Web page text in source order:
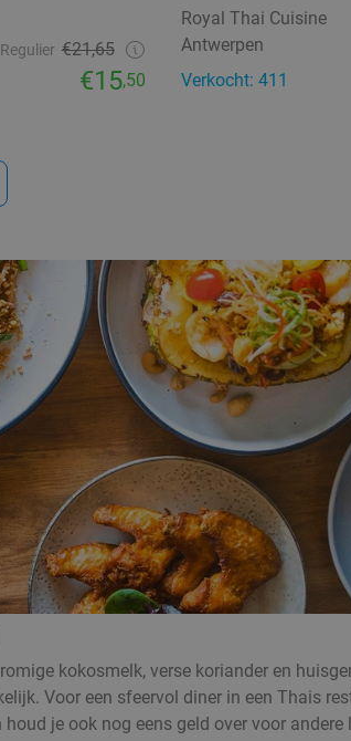
Regulier €21,65
€15,50
Royal Thai Cuisine
Antwerpen
Verkocht: 411
kokosmelk, verse koriander en
Voor een sfeervol diner in een Thais
je ook nog eens geld over voor